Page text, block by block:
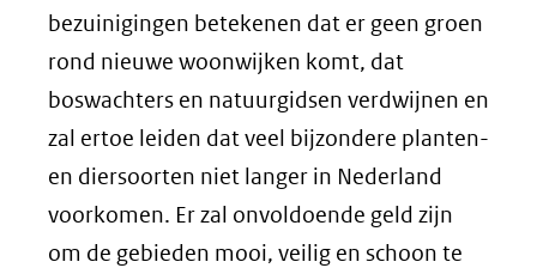
bezuinigingen betekenen dat er geen groen
rond nieuwe woonwijken komt, dat
boswachters en natuurgidsen verdwijnen en
zal ertoe leiden dat veel bijzondere planten-
en diersoorten niet langer in Nederland
voorkomen. Er zal onvoldoende geld zijn
om de gebieden mooi, veilig en schoon te